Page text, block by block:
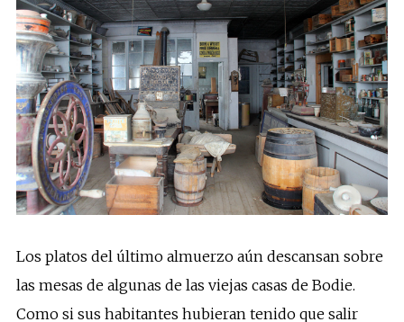
Los platos del último almuerzo aún descansan sobre
las mesas de algunas de las viejas casas de Bodie.
Como si sus habitantes hubieran tenido que salir